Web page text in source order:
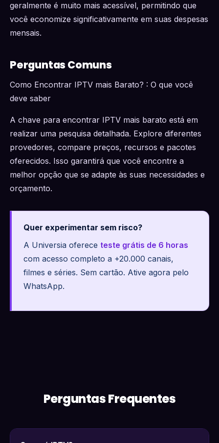
geralmente é muito mais acessível, permitindo que
você economize significativamente em suas despesas
mensais.
Perguntas Comuns
Como Encontrar IPTV mais Barato? : O que você
deve saber
A chave para encontrar IPTV mais barato está em
realizar uma pesquisa detalhada. Explore diferentes
provedores, compare preços, recursos e pacotes
oferecidos. Isso garantirá que você encontre a
melhor opção que se adapte às suas necessidades e
orçamento.
Quer experimentar sem risco?
A Universia oferece teste grátis de 6 horas
com acesso completo a +20.000 canais,
filmes e séries. Sem cartão. Ative agora pelo
WhatsApp.
Perguntas Frequentes